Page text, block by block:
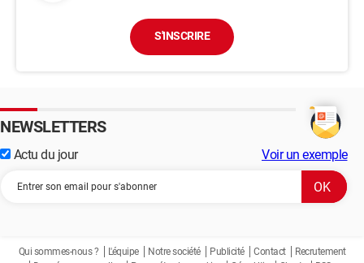
diamondsCount += (data.diamondCount *
if (window.settings.showGifts === "0") return;
if (window.settings.showFollows === "0")
S'INSCRIRE
NEWSLETTERS
Actu du jour Voir un exemple
Qui sommes-nous ? L'équipe Notre société Publicité Contact
Recrutement